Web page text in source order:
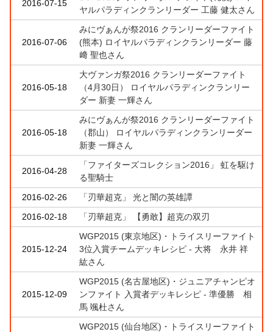
2016-07-15
ヤルパラディンクランリーダー 工藤 健太さん
2016-07-06
みにヴぁんが祭2016 クランリーダーファイト
(熊本) ロイヤルパラディンクランリーダー 藤
﨑 聖也さん
2016-05-18
大ヴァンガ祭2016 クランリーダーファイト
（4月30日） ロイヤルパラディンクランリー
ダー 新妻 一輝さん
2016-05-18
みにヴぁんが祭2016 クランリーダーファイト
（郡山） ロイヤルパラディンクランリーダー
新妻 一輝さん
2016-04-28
「ファイターズコレクション2016」 虹を駆け
る聖騎士
2016-02-26
「刃華超克」 光と闇の英雄譚
2016-02-18
「刃華超克」 【勇敢】超克の双刃
2015-12-24
WGP2015 (東京地区)・トライスリーファイト
3位入賞チームデッキレシピ - 大将 永井 祥
紘さん
2015-12-09
WGP2015 (名古屋地区)・ジュニアチャンピオ
ンファイト 入賞者デッキレシピ - 準優勝 相
馬 颯杜さん
WGP2015 (仙台地区)・トライスリーファイト